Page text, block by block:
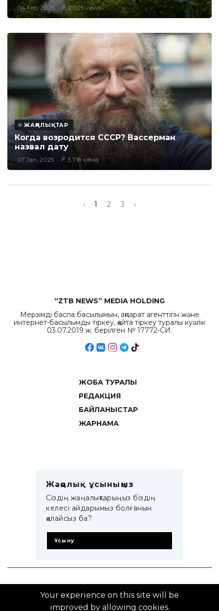
04 Feb, 2025 2,025 views
ЖАҢАЛЫҚТАР
Когда возродится СССР? Вассерман
назвал дату
07 Jan, 2025 3,718 views
‹ 1 2 3 ›
“ZTB NEWS” MEDIA HOLDING
Мерзімді баспа басылымын, ақпарат агенттігін және
интернет-басылымды тіркеу, қайта тіркеу туралы куәлік
03.07.2019 ж. берілген № 17772-СИ.
ЖОБА ТУРАЛЫ
РЕДАКЦИЯ
БАЙЛАНЫСТАР
ЖАРНАМА
Жаңалық ұсыныңыз
Сіздің жаңалықтарыңыз біздің
келесі айдарымыз болғанын
қалайсыз ба?
Ұсыну
© 2014–2025 ZTB.KZ
Your experience on this site will be
improved by allowing cookies.